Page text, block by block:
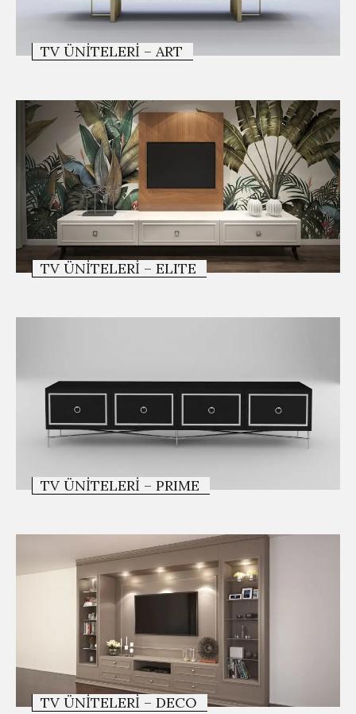
TV ÜNITELERI – ART
TV ÜNITELERI – ELITE
TV ÜNITELERI – PRIME
TV ÜNITELERI – DECO